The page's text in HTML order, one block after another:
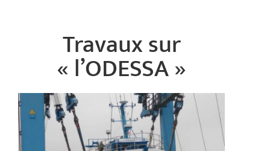
Travaux sur
« l’ODESSA »